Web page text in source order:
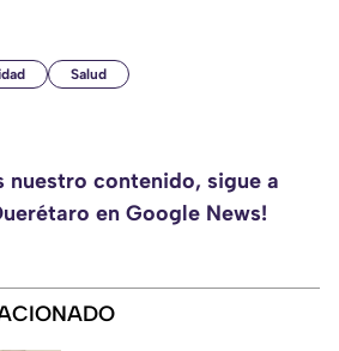
Salud
nuestro contenido, sigue a
en Google News!